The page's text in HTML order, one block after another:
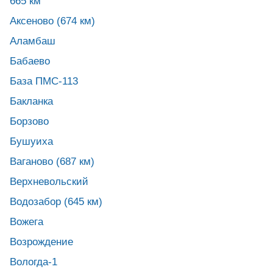
Аксеново (674 км)
Аламбаш
Бабаево
База ПМС-113
Бакланка
Борзово
Бушуиха
Ваганово (687 км)
Верхневольский
Водозабор (645 км)
Вожега
Возрождение
Вологда-1